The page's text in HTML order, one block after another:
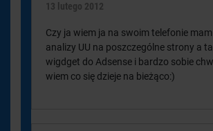
13 lutego 2012
Czy ja wiem ja na swoim telefonie
analizy UU na poszczególne strony a
wigdget do Adsense i bardzo sobie
wiem co się dzieje na bieżąco:)